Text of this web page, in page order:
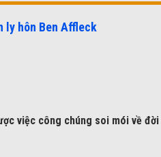
ly hôn Ben Affleck
việc công chúng soi mói về